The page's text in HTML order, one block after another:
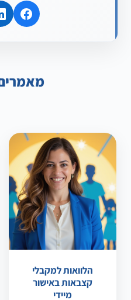
הלוואות למקבלי
קצבאות באישור
מיידי